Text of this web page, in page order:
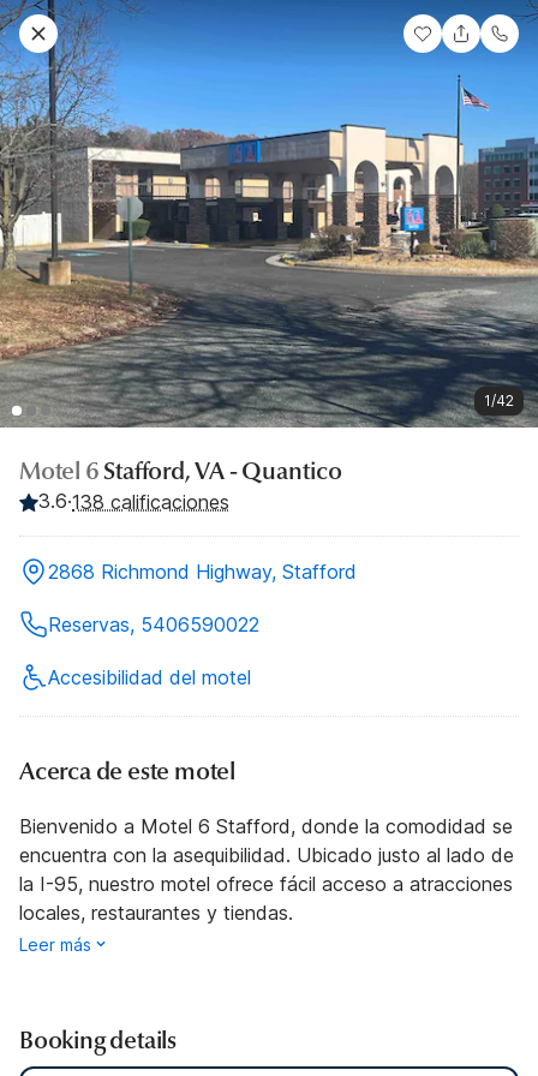
1/42
Motel 6Stafford, VA - Quantico
3.6·138 calificaciones
2868 Richmond Highway, Stafford
Reservas, 5406590022
Accesibilidad del motel
Acerca de este motel
Bienvenido a Motel 6 Stafford, donde la comodidad se
encuentra con la asequibilidad. Ubicado justo al lado de
la I-95, nuestro motel ofrece fácil acceso a atracciones
locales, restaurantes y tiendas.
Leer más
Booking details